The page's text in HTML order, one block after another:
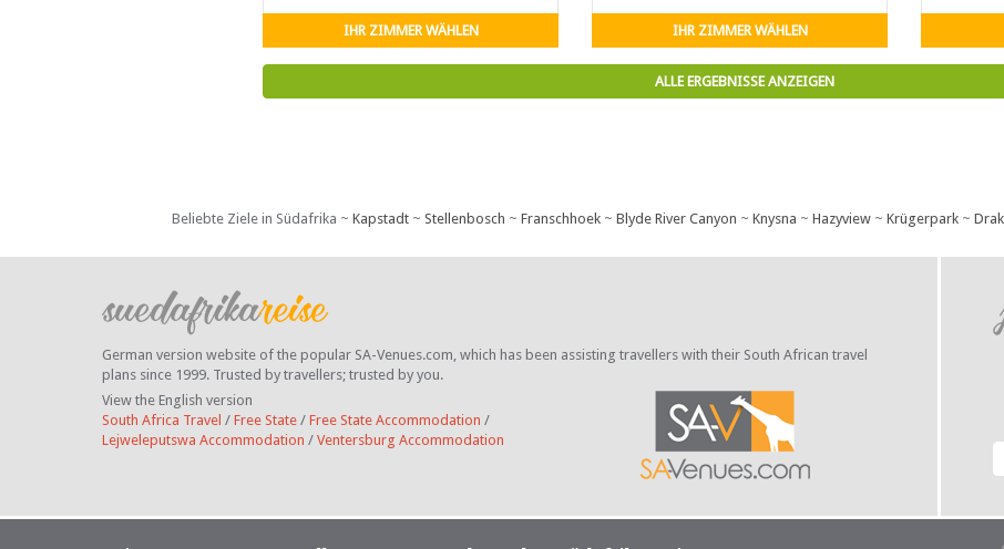
IHR ZIMMER WÄHLEN IHR ZIMMER WÄHLEN
ALLE ERGEBNISSE ANZEIGEN
Beliebte Ziele in Südafrika ~ Kapstadt~ Stellenbosch ~ Franschhoek~ Blyde River Canyon ~ Knysna ~ Hazyview~ Krügerpark~
German version website of the popular SA-Venues.com, which has been assisting travellers with their South African travel
plans since 1999. Trusted by travellers; trusted by you.
View the English version
South Africa Travel / Free State / Free State Accommodation /
Lejweleputswa Accommodation / Ventersburg Accommodation